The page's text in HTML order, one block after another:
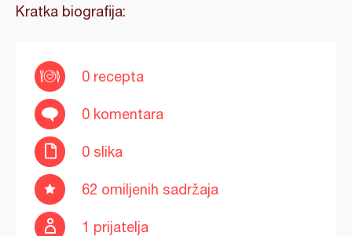
Kratka biografija:
0 recepta
0 komentara
0 slika
62 omiljenih sadržaja
1 prijatelja